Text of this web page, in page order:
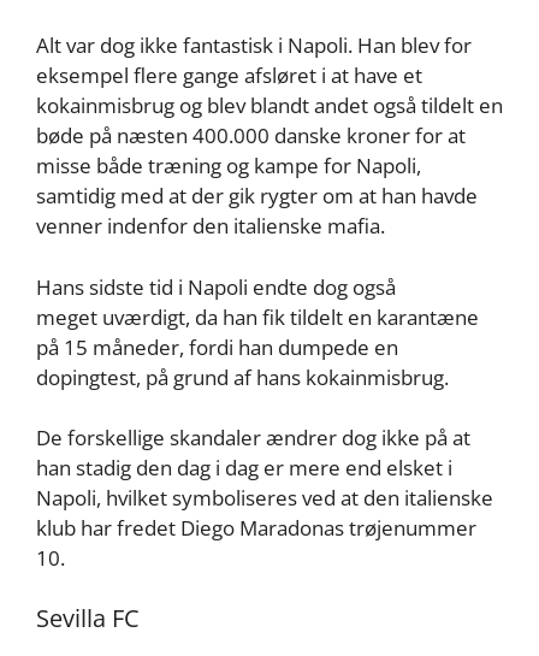
Alt var dog ikke fantastisk i Napoli. Han blev for
eksempel flere gange afsløret i at have et
kokainmisbrug og blev blandt andet også tildelt en
bøde på næsten 400.000 danske kroner for at
misse både træning og kampe for Napoli,
samtidig med at der gik rygter om at han havde
venner indenfor den italienske mafia.
Hans sidste tid i Napoli endte dog også
meget uværdigt, da han fik tildelt en karantæne
på 15 måneder, fordi han dumpede en
dopingtest, på grund af hans kokainmisbrug.
De forskellige skandaler ændrer dog ikke på at
han stadig den dag i dag er mere end elsket i
Napoli, hvilket symboliseres ved at den italienske
klub har fredet Diego Maradonas trøjenummer
10.
Sevilla FC